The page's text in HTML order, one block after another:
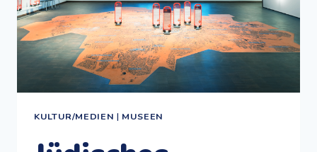
KULTUR/MEDIEN | MUSEEN